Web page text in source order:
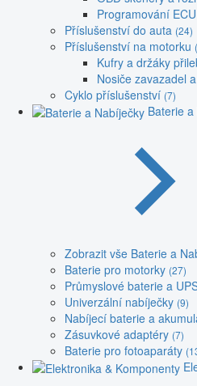
Programování
Příslušenství do auta (24)
Příslušenství na motorku
Kufry a držáky
Nosiče zavazadel
Cyklo příslušenství (7)
Baterie
Zobrazit vše Baterie a
Baterie pro motorky (27)
Průmyslové baterie a
Univerzální nabíječky (9)
Nabíjecí baterie a
Zásuvkové adaptéry (7)
Baterie pro fotoaparáty